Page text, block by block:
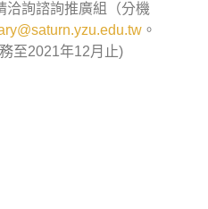
洽詢諮詢推廣組（分機
。
至2021年12月止)